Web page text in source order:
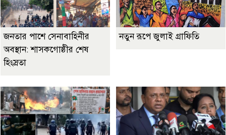
জনতার পাশে সেনাবাহিনীর
অবস্থান: শাসকগোষ্ঠীর শেষ
হিংস্রতা
নতুন রূপে জুলাই গ্রাফিতি